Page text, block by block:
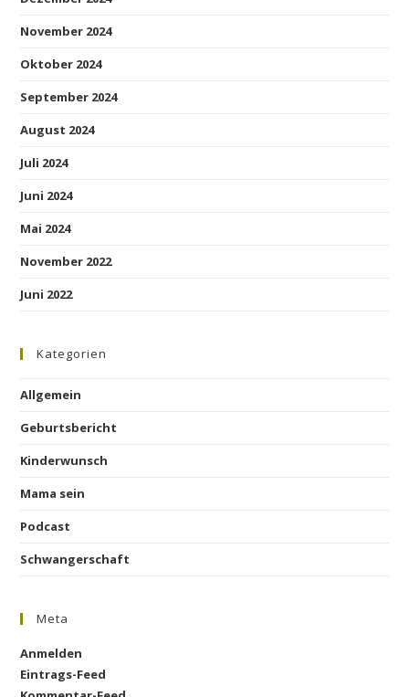
November 2024
Oktober 2024
September 2024
August 2024
Juli 2024
Juni 2024
Mai 2024
November 2022
Juni 2022
Kategorien
Allgemein
Geburtsbericht
Kinderwunsch
Mama sein
Podcast
Schwangerschaft
Meta
Anmelden
Eintrags-Feed